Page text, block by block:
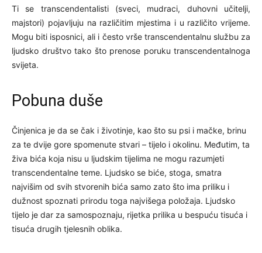
Ti se transcendentalisti (sveci, mudraci, duhovni učitelji,
majstori) pojavljuju na različitim mjestima i u različito vrijeme.
Mogu biti isposnici, ali i često vrše transcendentalnu službu za
ljudsko društvo tako što prenose poruku transcendentalnoga
svijeta.
Pobuna duše
Činjenica je da se čak i životinje, kao što su psi i mačke, brinu
za te dvije gore spomenute stvari – tijelo i okolinu. Međutim, ta
živa bića koja nisu u ljudskim tijelima ne mogu razumjeti
transcendentalne teme. Ljudsko se biće, stoga, smatra
najvišim od svih stvorenih bića samo zato što ima priliku i
dužnost spoznati prirodu toga najvišega položaja. Ljudsko
tijelo je dar za samospoznaju, rijetka prilika u bespuću tisuća i
tisuća drugih tjelesnih oblika.